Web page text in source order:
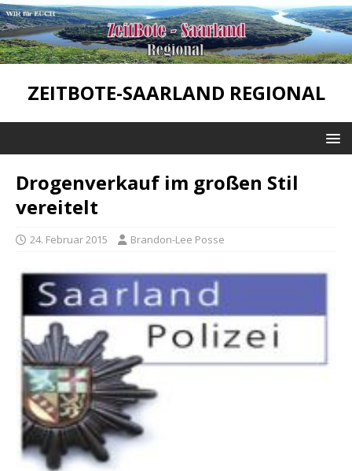
ZEITBOTE-SAARLAND REGIONAL
Drogenverkauf im großen Stil
vereitelt
24. Februar 2015 Brandon-Lee Posse